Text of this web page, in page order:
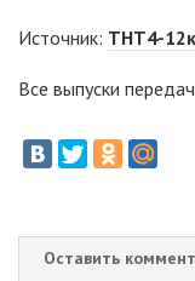
Источник: ТНТ4-
Все выпуски
Оставить